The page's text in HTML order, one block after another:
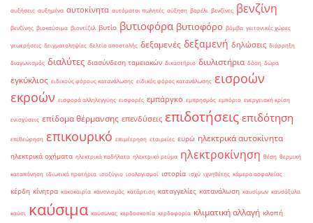
αυξήσεις αυξημένα αυτοκίνητα αυτόματοι πωλητές αύξηση βαρέλι βενζίνες βενζίνη
βενζίνης βιοκαύσιμα βιοντίζελ βυτίο βυτιοφόρα βυτιοφόρο βόμβα γειτονικές χώρες
γεωτρήσεις δειγματοληψίες δελτίο αποστολής δεξαμενές δεξαμενή δηλώσεις διάρρηξη
διαγωνισμός διαλύτες διασύνδεση ταμειακών δικαστήριο διυλιστήρια δόση δώρα
εγκύκλιος ειδικούς φόρους κατανάλωσης ειδικός φόρος κατανάλωσης εισροών
εκροών εισφορά αλληλεγγύης εισφορές εμπάργκο εμπρησμός εμπόριο ενεργειακή κρίση
ενισχύσεις επίδομα θέρμανσης επενδύσεις επιδοτήσεις επιδότηση
επιθεώρηση επικουρικό επιμέτρηση εταιρείες ευρώ ηλεκτρικά αυτοκίνητα
ηλεκτρικά οχήματα ηλεκτρικά ποδήλατα ηλεκτρικό ρεύμα ηλεκτροκίνηση θέση θερμική
καταπόνηση ιδιωτικά πρατήρια ισοζύγιο ισολογισμοί ιστορία ισχύ ιχνηθέτης κάμερα ασφαλείας
κέρδη κίνητρα κακοκαιρία κανονισμός κατάρτιση καταγγελίες κατανάλωση καυσίμων καυσόξυλα
καύσι καύσιμα καύσωνας κερδοσκοπία κερδοφορία κλιματική αλλαγή κλοπή